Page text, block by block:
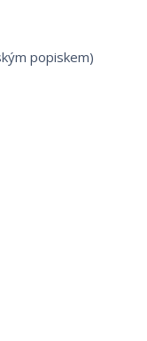
popiskem)